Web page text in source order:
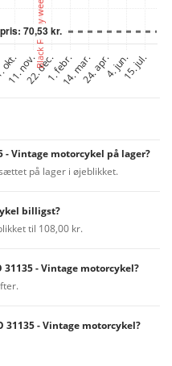
- Vintage motorcykel på lager?
på lager i øjeblikket.
billigst?
til 108,00 kr.
- Vintage motorcykel?
31135 - Vintage motorcykel?